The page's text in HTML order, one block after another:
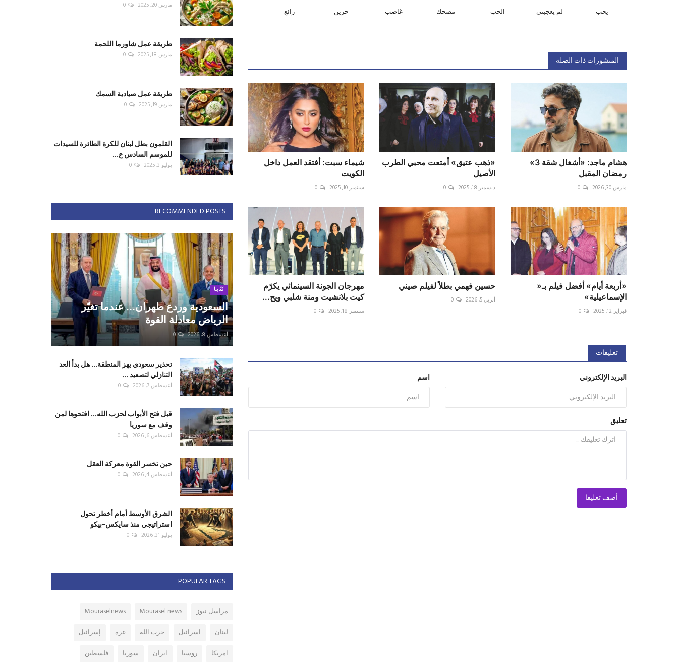
يحب لم يعجبنى الحب مضحك غاضب حزين رائع
المنشورات ذات الصلة
هشام ماجد: «أشغال شقة 3»
رمضان المقبل
مارس 30, 2026 0
«ذهب عتيق» أمتعت محبي الطرب
الأصيل
ديسمبر 18, 2025 0
شيماء سبت: أفتقد العمل داخل
الكويت
سبتمبر 10, 2025 0
«أربعة أيام» أفضل فيلم بـ«
الإسماعيلية»
فبراير 12, 2025 0
حسين فهمي بطلاً لفيلم صيني
أبريل 5, 2026 0
مهرجان الجونة السينمائي يكرّم
كيت بلانشيت ومنة شلبي ويح...
سبتمبر 18, 2025 0
تعليقات
اسم البريد الإلكتروني
تعليق
أضف تعليقا
مارس 20, 2025 0
طريقة عمل شاورما اللحمة
مارس 18, 2025 0
طريقة عمل صيادية السمك
مارس 19, 2025 0
القلمون بطل لبنان للكرة الطائرة للسيدات
للموسم السادس ع...
يوليو 3, 2025 0
RECOMMENDED POSTS
كتّابنا
السعودية وردع طهران... عندما تغيّر
الرياض معادلة القوة
أغسطس 8, 2026 0
تحذير سعودي يهز المنطقة... هل بدأ العد
التنازلي لتصعيد ...
أغسطس 7, 2026 0
قبل فتح الأبواب لحزب الله... افتحوها لمن
وقف مع سوريا
أغسطس 6, 2026 0
حين تخسر القوة معركة العقل
أغسطس 4, 2026 0
الشرق الأوسط أمام أخطر تحول
استراتيجي منذ سايكس–بيكو
يوليو 31, 2026 0
POPULAR TAGS
مراسل نيوز Mourasel news
Mouraselnews
لبنان
اسرائيل حزب الله غزة
إسرائيل
امريكا
روسيا ايران سوريا
فلسطين